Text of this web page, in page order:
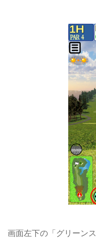
画面左下の「グリーン